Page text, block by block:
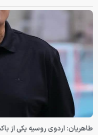
طاهریان: اردوی روسیه یکی از